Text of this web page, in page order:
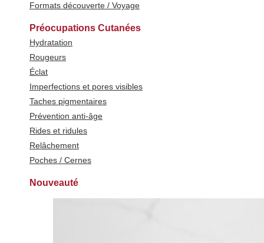
Formats découverte / Voyage
Préocupations Cutanées
Hydratation
Rougeurs
Éclat
Imperfections et pores visibles
Taches pigmentaires
Prévention anti-âge
Rides et ridules
Relâchement
Poches / Cernes
Nouveauté